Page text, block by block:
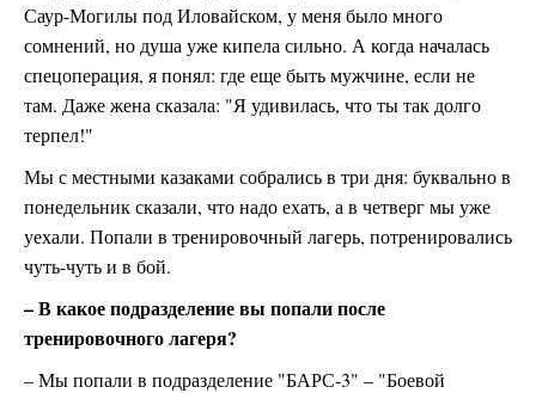
Саур-Могилы под Иловайском, у меня было много
сомнений, но душа уже кипела сильно. А когда началась
спецоперация, я понял: где еще быть мужчине, если не
там. Даже жена сказала: "Я удивилась, что ты так долго
терпел!"
Мы с местными казаками собрались в три дня: буквально в
понедельник сказали, что надо ехать, а в четверг мы уже
уехали. Попали в тренировочный лагерь, потренировались
чуть-чуть и в бой.
– В какое подразделение вы попали после
тренировочного лагеря?
– Мы попали в подразделение "БАРС-3" – "Боевой